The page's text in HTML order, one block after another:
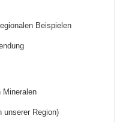
Beispielen
Mineralen
unserer Region)